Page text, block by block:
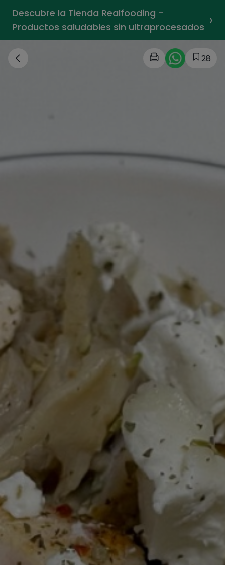
Descubre la Tienda Realfooding -
Productos saludables sin ultraprocesados ›
28